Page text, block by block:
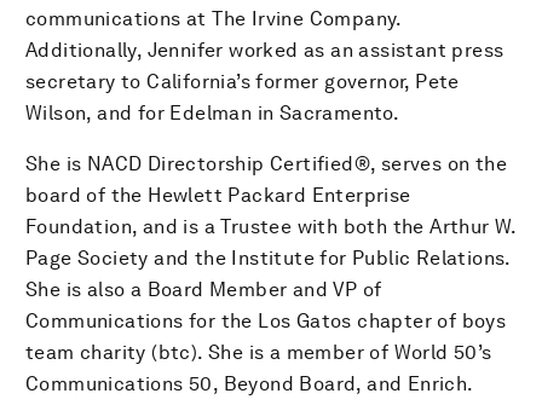
communications at The Irvine Company.
Additionally, Jennifer worked as an assistant press
secretary to California’s former governor, Pete
Wilson, and for Edelman in Sacramento.
She is NACD Directorship Certified®, serves on the
board of the Hewlett Packard Enterprise
Foundation, and is a Trustee with both the Arthur W.
Page Society and the Institute for Public Relations.
She is also a Board Member and VP of
Communications for the Los Gatos chapter of boys
team charity (btc). She is a member of World 50’s
Communications 50, Beyond Board, and Enrich.